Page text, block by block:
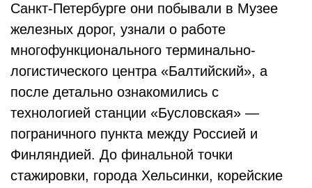
Санкт-Петербурге они побывали в Музее
железных дорог, узнали о работе
многофункционального терминально-
логистического центра «Балтийский», а
после детально ознакомились с
технологией станции «Бусловская» —
пограничного пункта между Россией и
Финляндией. До финальной точки
стажировки, города Хельсинки, корейские